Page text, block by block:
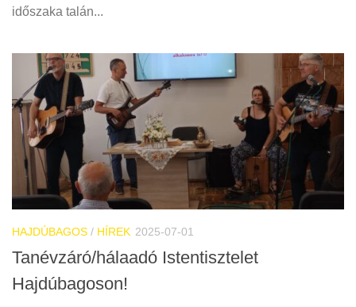
időszaka talán...
HAJDÚBAGOS / HÍREK 2025-07-01
Tanévzáró/hálaadó Istentisztelet
Hajdúbagoson!